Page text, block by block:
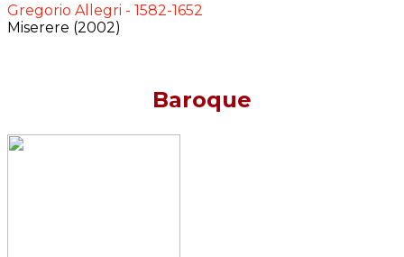
Gregorio Allegri - 1582-1652
Miserere (2002)
Baroque